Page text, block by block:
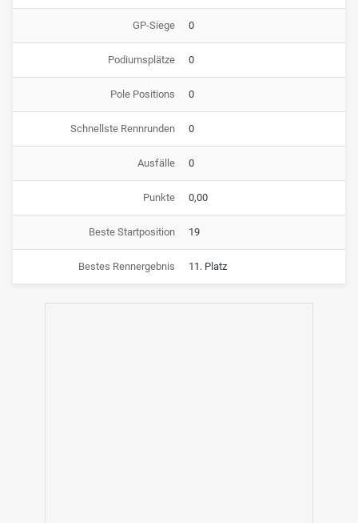
GP-Siege 0
Podiumsplätze 0
Pole Positions 0
Schnellste Rennrunden 0
Ausfälle 0
Punkte 0,00
Beste Startposition 19
Bestes Rennergebnis 11. Platz